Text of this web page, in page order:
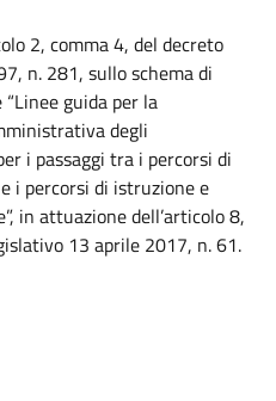
2, comma 4, del decreto
n. 281, sullo schema di
guida per la
degli
i passaggi tra i percorsi di
i percorsi di istruzione e
in attuazione dell’articolo 8,
13 aprile 2017, n. 61.